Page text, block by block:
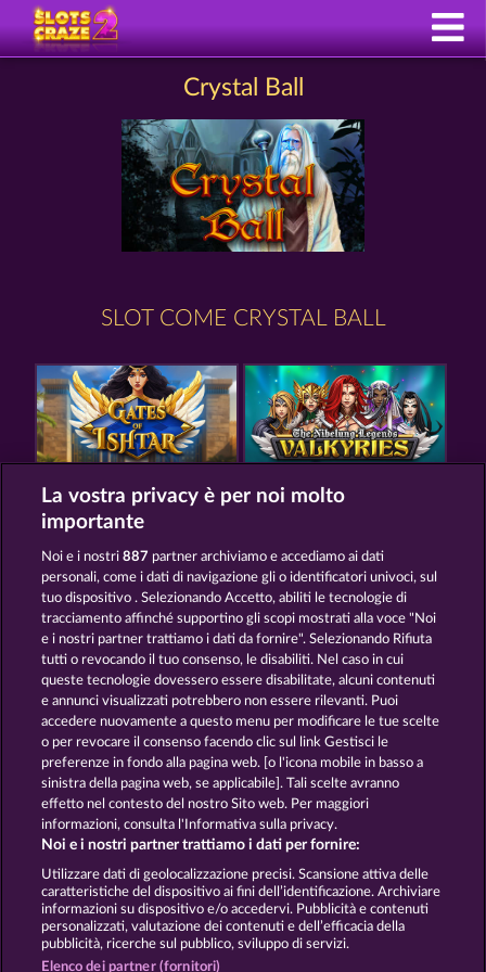
Crystal Ball
SLOT COME CRYSTAL BALL
GATES OF ISHTAR
THE GRIFFIN CREATURES OF THE NIGHT
Termini e condizioni
Informativa sulla privacy Note legali
Società FAQ Facebook
Invia richiesta di recesso
La vostra privacy è per noi molto
importante
Noi e i nostri887 partner archiviamo e accediamo ai dati
personali, come i dati di navigazione gli o identificatori univoci, sul
tuo dispositivo . Selezionando Accetto, abiliti le tecnologie di
tracciamento affinché supportino gli scopi mostrati alla voce "Noi
e i nostri partner trattiamo i dati da fornire". Selezionando Rifiuta
tutti o revocando il tuo consenso, le disabiliti. Nel caso in cui
queste tecnologie dovessero essere disabilitate, alcuni contenuti
e annunci visualizzati potrebbero non essere rilevanti. Puoi
accedere nuovamente a questo menu per modificare le tue scelte
o per revocare il consenso facendo clic sul link Gestisci le
preferenze in fondo alla pagina web. [o l'icona mobile in basso a
sinistra della pagina web, se applicabile]. Tali scelte avranno
effetto nel contesto del nostro Sito web. Per maggiori
informazioni, consulta l'Informativa sulla privacy.
Noi e i nostri partner trattiamo i dati per fornire:
Utilizzare dati di geolocalizzazione precisi. Scansione attiva delle
caratteristiche del dispositivo ai fini dell’identificazione. Archiviare
informazioni su dispositivo e/o accedervi. Pubblicità e contenuti
personalizzati, valutazione dei contenuti e dell’efficacia della
pubblicità, ricerche sul pubblico, sviluppo di servizi.
Elenco dei partner (fornitori)